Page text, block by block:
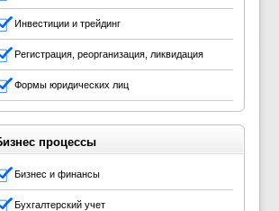
Инвестиции и трейдинг
Регистрация, реорганизация, ликвидация
Формы юридических лиц
процессы
Бизнес и финансы
Бухгалтерский учет